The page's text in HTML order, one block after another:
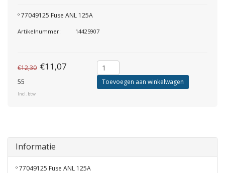
º 77049125 Fuse ANL 125A
Artikelnummer: 14425907
€12,30 €11,07
55
Incl. btw
Toevoegen aan winkelwagen
Informatie
º 77049125 Fuse ANL 125A